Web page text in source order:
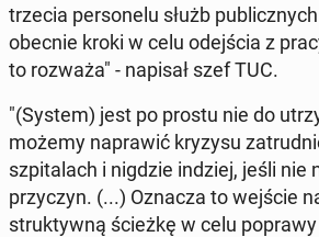
trzecia per­so­ne­lu służb
obecnie kroki w celu odej­ścia z
to rozważa" - napisał szef TUC.
"(System) jest po prostu nie do
możemy na­pra­wić kryzysu
szpi­ta­lach i nigdzie indziej, jeśli nie
przy­czyn. (...) Oznacza to wejście
struk­tyw­ną ścieżkę w celu